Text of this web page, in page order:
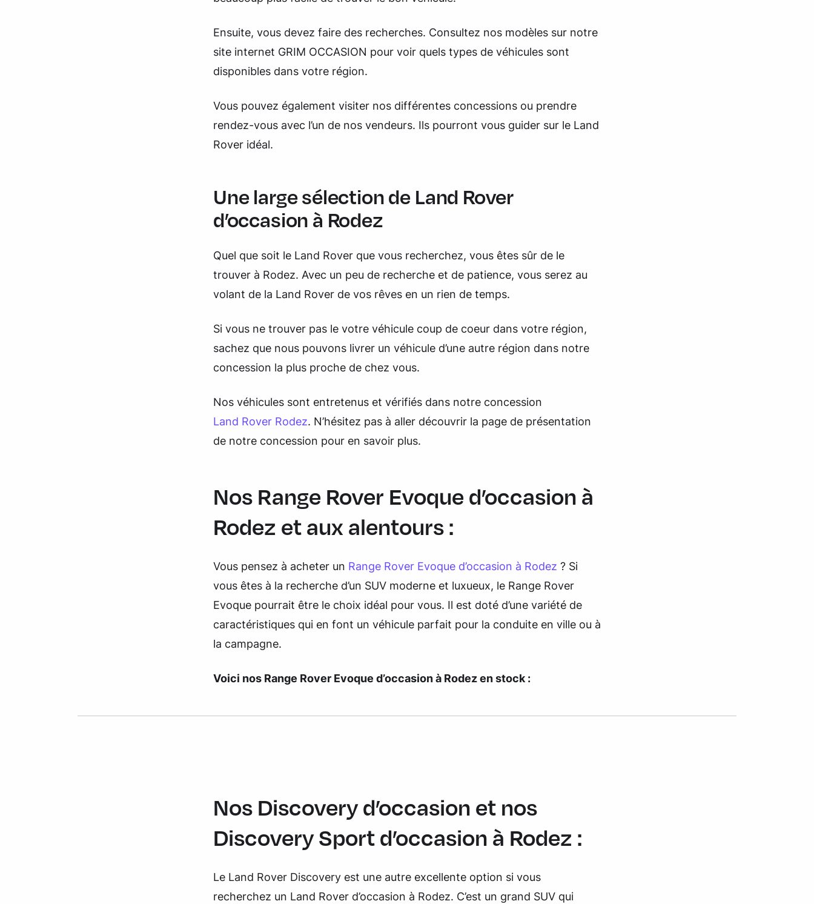
Ensuite, vous devez faire des recherches. Consultez nos modèles sur notre
site internet GRIM OCCASION pour voir quels types de véhicules sont
disponibles dans votre région.
Vous pouvez également visiter nos différentes concessions ou prendre
rendez-vous avec l’un de nos vendeurs. Ils pourront vous guider sur le Land
Rover idéal.
Une large sélection de Land Rover
d’occasion à Rodez
Quel que soit le Land Rover que vous recherchez, vous êtes sûr de le
trouver à Rodez. Avec un peu de recherche et de patience, vous serez au
volant de la Land Rover de vos rêves en un rien de temps.
Si vous ne trouver pas le votre véhicule coup de coeur dans votre région,
sachez que nous pouvons livrer un véhicule d’une autre région dans notre
concession la plus proche de chez vous.
Nos véhicules sont entretenus et vérifiés dans notre concession
Land Rover Rodez. N’hésitez pas à aller découvrir la page de présentation
de notre concession pour en savoir plus.
Nos Range Rover Evoque d’occasion à
Rodez et aux alentours :
Vous pensez à acheter un Range Rover Evoque d’occasion à Rodez ? Si
vous êtes à la recherche d’un SUV moderne et luxueux, le Range Rover
Evoque pourrait être le choix idéal pour vous. Il est doté d’une variété de
caractéristiques qui en font un véhicule parfait pour la conduite en ville ou à
la campagne.
Voici nos Range Rover Evoque d’occasion à Rodez en stock :
Nos Discovery d’occasion et nos
Discovery Sport d’occasion à Rodez :
Le Land Rover Discovery est une autre excellente option si vous
recherchez un Land Rover d’occasion à Rodez. C’est un grand SUV qui